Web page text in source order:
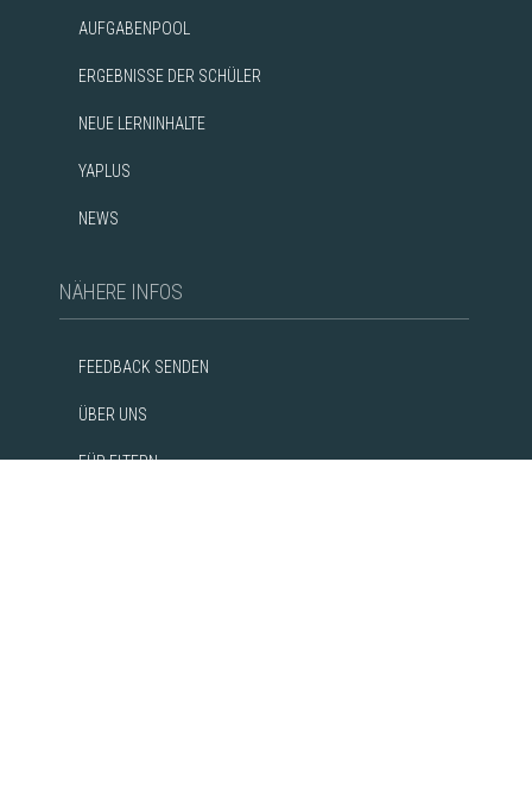
AUFGABENPOOL
ERGEBNISSE DER SCHÜLER
NEUE LERNINHALTE
YAPLUS
NEWS
NÄHERE INFOS
FEEDBACK SENDEN
ÜBER UNS
FÜR ELTERN